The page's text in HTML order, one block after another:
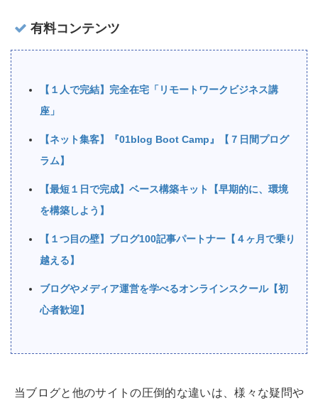
有料コンテンツ
【１人で完結】完全在宅「リモートワークビジネス講
座」
【ネット集客】『01blog Boot Camp』【７日間プログ
ラム】
【最短１日で完成】ベース構築キット【早期的に、環境
を構築しよう】
【１つ目の壁】ブログ100記事パートナー【４ヶ月で乗り
越える】
ブログやメディア運営を学べるオンラインスクール【初
心者歓迎】
当ブログと他のサイトの圧倒的な違いは、様々な疑問や